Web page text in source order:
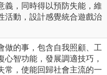
義，同時得以預防失能，維
活動，設計感覺統合遊戲治
做的事，包含自我照顧、工
智功能，發展調適技巧，
常，使能回歸社會主流的一